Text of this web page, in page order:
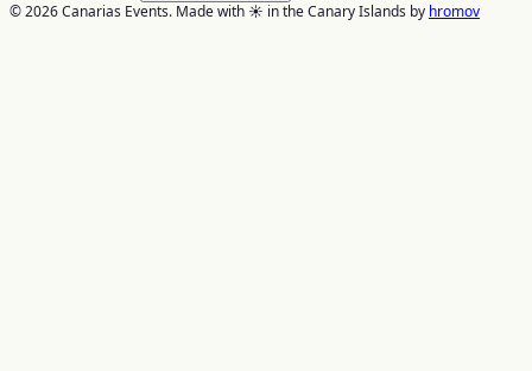
© 2026 Canarias Events. Made with ☀️ in the Canary Islands by hromov